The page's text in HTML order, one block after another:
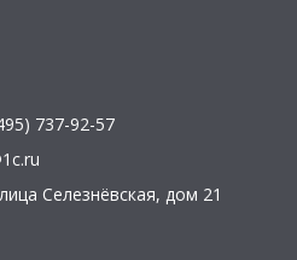
737-92-57
Селезнёвская, дом 21